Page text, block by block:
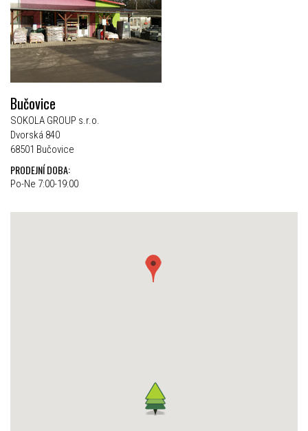
Bučovice
SOKOLA GROUP s.r.o.
Dvorská 840
68501 Bučovice
PRODEJNÍ DOBA:
Po-Ne 7:00-19:00